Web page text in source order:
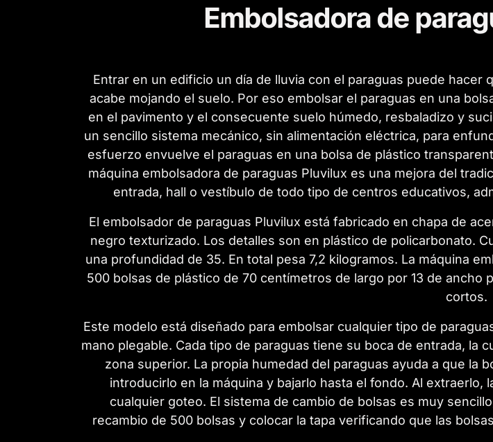
Embolsadora de
Entrar en un edificio un día de lluvia con el paraguas puede hacer
acabe mojando el suelo. Por eso embolsar el paraguas en una
en el pavimento y el consecuente suelo húmedo, resbaladizo y
un sencillo sistema mecánico, sin alimentación eléctrica, para
esfuerzo envuelve el paraguas en una bolsa de plástico
máquina embolsadora de paraguas Pluvilux es una mejora del
entrada, hall o vestíbulo de todo tipo de centros educativos,
El embolsador de paraguas Pluvilux está fabricado en chapa de
negro texturizado. Los detalles son en plástico de policarbonato.
una profundidad de 35. En total pesa 7,2 kilogramos. La máquina
500 bolsas de plástico de 70 centímetros de largo por 13 de
cortos.
Este modelo está diseñado para embolsar cualquier tipo de
mano plegable. Cada tipo de paraguas tiene su boca de entrada, la
zona superior. La propia humedad del paraguas ayuda a que la
introducirlo en la máquina y bajarlo hasta el fondo. Al
cualquier goteo. El sistema de cambio de bolsas es muy
recambio de 500 bolsas y colocar la tapa verificando que las